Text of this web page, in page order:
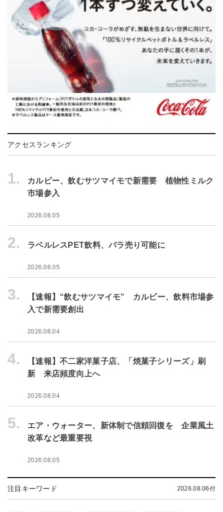
アクセスランキング
1.
カルビー、飲むサツマイモで新需要 植物性ミルク
市場参入
2026.08.05
2. ラベルレスPET飲料、バラ売り可能に
2026.08.05
3.
【速報】“飲むサツマイモ” カルビー、飲料市場参
入で新需要創出
2026.08.04
4.
【速報】不二家洋菓子店、「焼菓子シリーズ」刷
新 来店頻度向上へ
2026.08.04
5.
エア・ウォーター、新体制で信頼回復を 企業風土
改革など最重要視
2026.08.05
注目キーワード 2026.08.06付